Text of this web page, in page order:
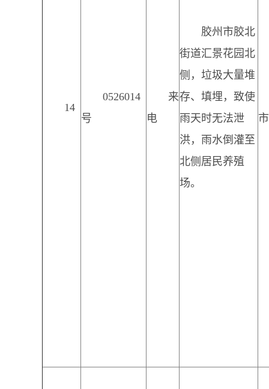
14
0526014
号
来
电
胶州市胶北
街道汇景花园北
侧，垃圾大量堆
存、填埋，致使
雨天时无法泄
洪，雨水倒灌至
北侧居民养殖
场。
市